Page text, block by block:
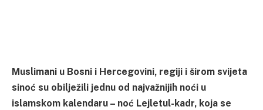
Muslimani u Bosni i Hercegovini, regiji i širom svijeta
sinoć su obilježili jednu od najvažnijih noći u
islamskom kalendaru – noć Lejletul-kadr, koja se